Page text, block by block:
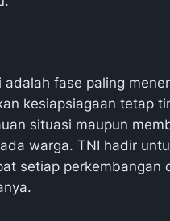
adalah fase paling
kesiapsiagaan tetap
situasi maupun
warga. TNI hadir
setiap perkembangan